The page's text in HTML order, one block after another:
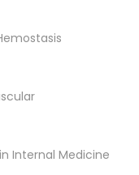
Internal Medicine